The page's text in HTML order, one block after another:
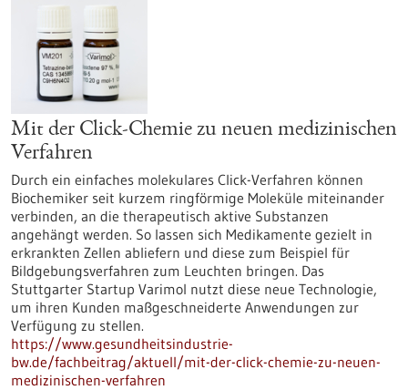
Mit der Click-Chemie zu neuen medizinischen
Verfahren
Durch ein einfaches molekulares Click-Verfahren können
Biochemiker seit kurzem ringförmige Moleküle miteinander
verbinden, an die therapeutisch aktive Substanzen
angehängt werden. So lassen sich Medikamente gezielt in
erkrankten Zellen abliefern und diese zum Beispiel für
Bildgebungsverfahren zum Leuchten bringen. Das
Stuttgarter Startup Varimol nutzt diese neue Technologie,
um ihren Kunden maßgeschneiderte Anwendungen zur
Verfügung zu stellen.
https://www.gesundheitsindustrie-
bw.de/fachbeitrag/aktuell/mit-der-click-chemie-zu-neuen-
medizinischen-verfahren